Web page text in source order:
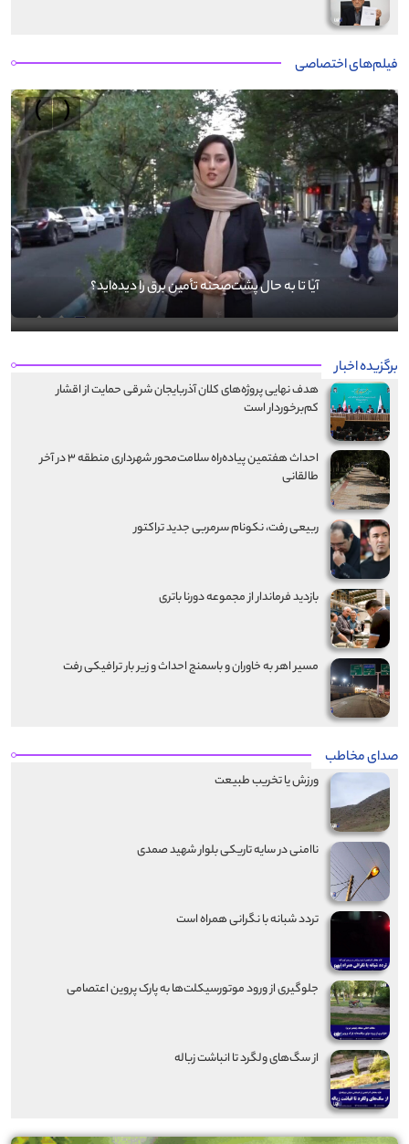
فیلم‌های اختصاصی
آیا تا به حال پشت‌صحنه تأمین برق را دیده‌اید؟
‹
›
برگزیده اخبار
هدف نهایی پروژه‌های کلان آذربایجان شرقی حمایت از اقشار
کم‌برخوردار است
احداث هفتمین پیاده‌راه سلامت‌محور شهرداری منطقه ۳ در آخر
طالقانی
ربیعی رفت، نکونام سرمربی جدید تراکتور
بازدید فرماندار از مجموعه دورنا باتری
مسیر اهر به خاوران و باسمنج احداث و زیر بار ترافیکی رفت
صدای مخاطب
ورزش یا تخریب طبیعت
ناامنی در سایه تاریکی بلوار شهید صمدی
تردد شبانه با نگرانی همراه است
جلوگیری از ورود موتورسیکلت‌ها به پارک پروین اعتصامی
از سگ‌های ولگرد تا انباشت زباله